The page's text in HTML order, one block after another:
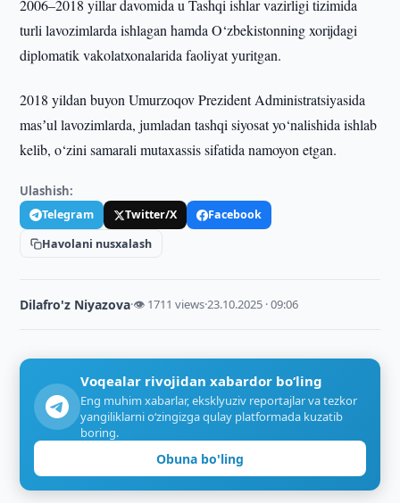
2006–2018 yillar davomida u Tashqi ishlar vazirligi tizimida
turli lavozimlarda ishlagan hamda O‘zbekistonning xorijdagi
diplomatik vakolatxonalarida faoliyat yuritgan.
2018 yildan buyon Umurzoqov Prezident Administratsiyasida
masʼul lavozimlarda, jumladan tashqi siyosat yo‘nalishida ishlab
kelib, o‘zini samarali mutaxassis sifatida namoyon etgan.
Ulashish:
Telegram Twitter/X
Facebook
Havolani nusxalash
Dilafro'z Niyazova·👁 1711 views·23.10.2025 · 09:06
Voqealar rivojidan xabardor bo‘ling
Eng muhim xabarlar, eksklyuziv reportajlar va tezkor
yangiliklarni o‘zingizga qulay platformada kuzatib
boring.
Obuna bo'ling